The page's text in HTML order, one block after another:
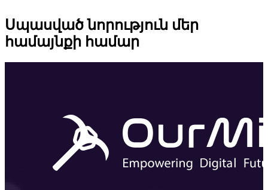
Սպասված նորություն մեր
համայնքի համար